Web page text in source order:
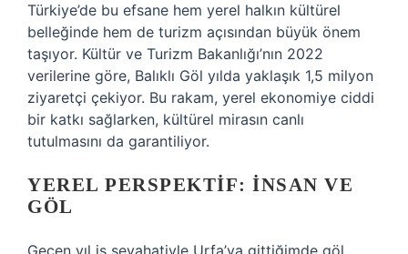
Türkiye’de bu efsane hem yerel halkın kültürel
belleğinde hem de turizm açısından büyük önem
taşıyor. Kültür ve Turizm Bakanlığı’nın 2022
verilerine göre, Balıklı Göl yılda yaklaşık 1,5 milyon
ziyaretçi çekiyor. Bu rakam, yerel ekonomiye ciddi
bir katkı sağlarken, kültürel mirasın canlı
tutulmasını da garantiliyor.
YEREL PERSPEKTIF: İNSAN VE
GÖL
Geçen yıl iş seyahatiyle Urfa’ya gittiğimde göl